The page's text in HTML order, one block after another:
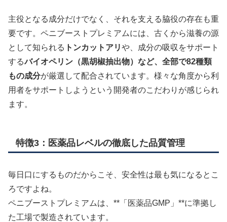
主役となる成分だけでなく、それを支える脇役の存在も重
要です。ペニブーストプレミアムには、古くから滋養の源
として知られる トンカットアリや、成分の吸収をサポート
するバイオペリン（黒胡椒抽出物） など、全部で82種類
もの成分が厳選して配合されています。様々な角度から利
用者をサポートしようという開発者のこだわりが感じられ
ます。
特徴3：医薬品レベルの徹底した品質管理
毎日口にするものだからこそ、安全性は最も気になるとこ
ろですよね。
ペニブーストプレミアムは、**「医薬品GMP」**に準拠し
た工場で製造されています。